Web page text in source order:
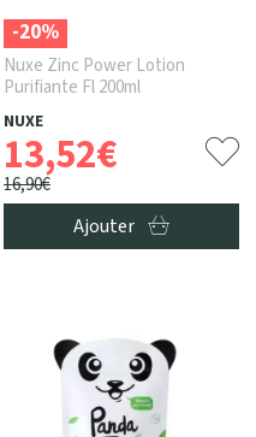
-20%
Nuxe Zinc Power Lotion
Purifiante Fl 200ml
NUXE
13,52€
16,90€
Ajouter